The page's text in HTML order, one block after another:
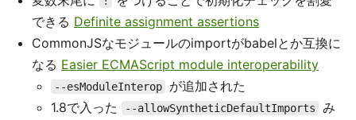
できる Definite assignment assertions
CommonJSなモジュールのimportがbabelとか互換に
なる Easier ECMAScript module interoperability
--esModuleInterop
が追加された
1.8で入った
--allowSyntheticDefaultImports
み